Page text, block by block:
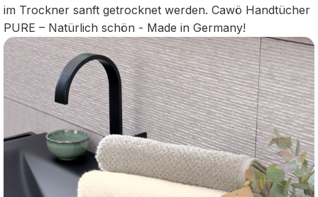
im Trockner sanft getrocknet werden. Cawö Handtücher
PURE – Natürlich schön - Made in Germany!